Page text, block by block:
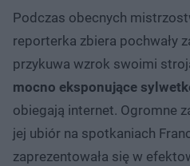
Podczas obecnych
reporterka zbiera pochwały
przykuwa wzrok swoimi
mocno eksponujące
obiegają internet. Ogromne
jej ubiór na spotkaniach
zaprezentowała się w